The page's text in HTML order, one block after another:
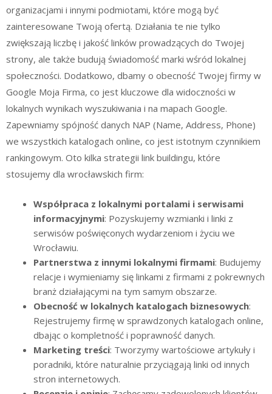
organizacjami i innymi podmiotami, które mogą być
zainteresowane Twoją ofertą. Działania te nie tylko
zwiększają liczbę i jakość linków prowadzących do Twojej
strony, ale także budują świadomość marki wśród lokalnej
społeczności. Dodatkowo, dbamy o obecność Twojej firmy w
Google Moja Firma, co jest kluczowe dla widoczności w
lokalnych wynikach wyszukiwania i na mapach Google.
Zapewniamy spójność danych NAP (Name, Address, Phone)
we wszystkich katalogach online, co jest istotnym czynnikiem
rankingowym. Oto kilka strategii link buildingu, które
stosujemy dla wrocławskich firm:
Współpraca z lokalnymi portalami i serwisami
informacyjnymi: Pozyskujemy wzmianki i linki z
serwisów poświęconych wydarzeniom i życiu we
Wrocławiu.
Partnerstwa z innymi lokalnymi firmami: Budujemy
relacje i wymieniamy się linkami z firmami z pokrewnych
branż działającymi na tym samym obszarze.
Obecność w lokalnych katalogach biznesowych:
Rejestrujemy firmę w sprawdzonych katalogach online,
dbając o kompletność i poprawność danych.
Marketing treści: Tworzymy wartościowe artykuły i
poradniki, które naturalnie przyciągają linki od innych
stron internetowych.